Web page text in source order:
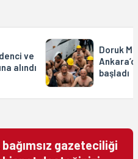
ve
alındı
Doruk
başladı
gazeteciliği